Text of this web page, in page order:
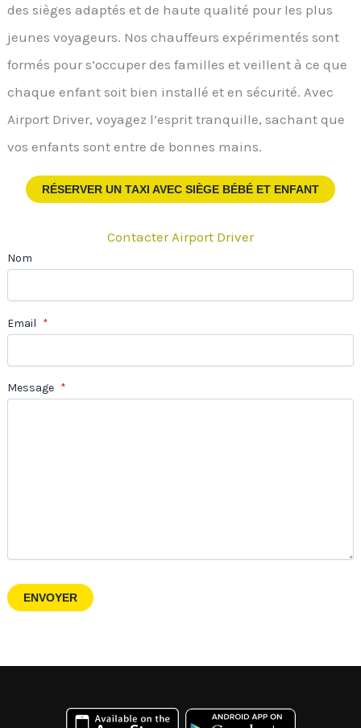
des sièges adaptés et de haute qualité pour les plus
jeunes voyageurs. Nos chauffeurs expérimentés sont
formés pour s’occuper des familles et veillent à ce que
chaque enfant soit bien installé et en sécurité. Avec
Airport Driver, voyagez l’esprit tranquille, sachant que
vos enfants sont entre de bonnes mains.
RÉSERVER UN TAXI AVEC SIÈGE BÉBÉ ET ENFANT
Contacter Airport Driver
Nom
Email *
Message *
ENVOYER